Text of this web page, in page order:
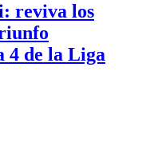
reviva los
4 de la Liga